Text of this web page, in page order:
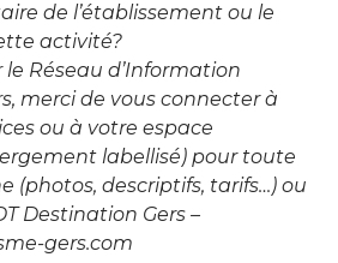
de l’établissement ou le
activité?
Réseau d’Information
merci de vous connecter à
ou à votre espace
labellisé) pour toute
(photos, descriptifs, tarifs…) ou
Destination Gers –
gers.com